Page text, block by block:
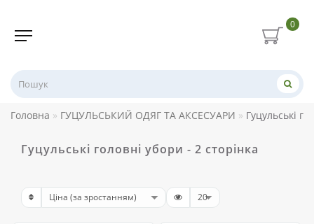
0
Головна ГУЦУЛЬСЬКИЙ ОДЯГ ТА АКСЕСУАРИ Гуцульські
Гуцульські головні убори - 2 сторінка